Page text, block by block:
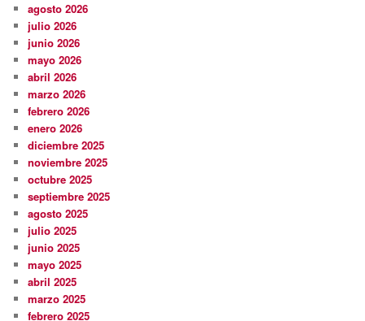
agosto 2026
julio 2026
junio 2026
mayo 2026
abril 2026
marzo 2026
febrero 2026
enero 2026
diciembre 2025
noviembre 2025
octubre 2025
septiembre 2025
agosto 2025
julio 2025
junio 2025
mayo 2025
abril 2025
marzo 2025
febrero 2025